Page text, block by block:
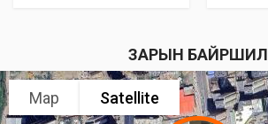
ЗАРЫН БАЙРШИЛ
Map Satellite